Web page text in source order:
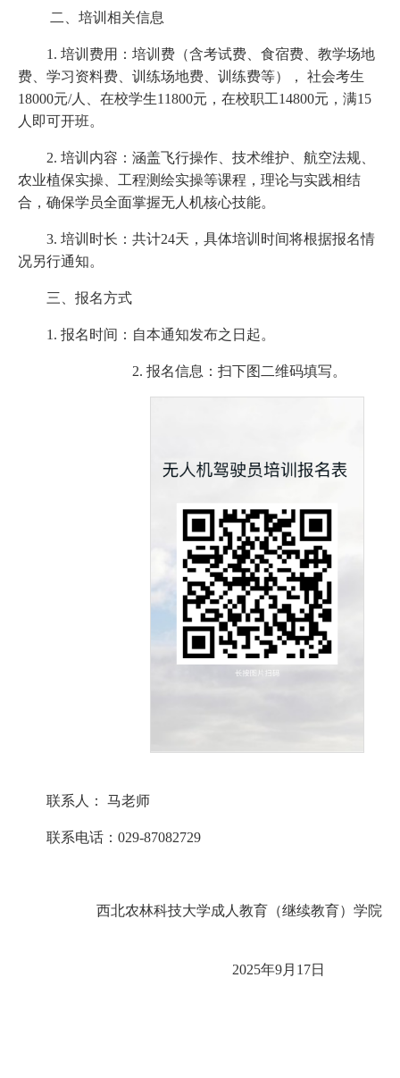
二、培训相关信息
1. 培训费用：培训费（含考试费、食宿费、教学场地
费、学习资料费、训练场地费、训练费等）， 社会考生
18000元/人、在校学生11800元，在校职工14800元，满15
人即可开班。
2. 培训内容：涵盖飞行操作、技术维护、航空法规、
农业植保实操、工程测绘实操等课程，理论与实践相结
合，确保学员全面掌握无人机核心技能。
3. 培训时长：共计24天，具体培训时间将根据报名情
况另行通知。
三、报名方式
1. 报名时间：自本通知发布之日起。
2. 报名信息：扫下图二维码填写。
联系人： 马老师
联系电话：029-87082729
西北农林科技大学成人教育（继续教育）学院
2025年9月17日